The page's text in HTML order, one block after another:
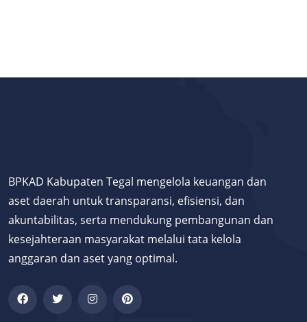
BPKAD Kabupaten Tegal mengelola keuangan dan
aset daerah untuk transparansi, efisiensi, dan
akuntabilitas, serta mendukung pembangunan dan
kesejahteraan masyarakat melalui tata kelola
anggaran dan aset yang optimal.